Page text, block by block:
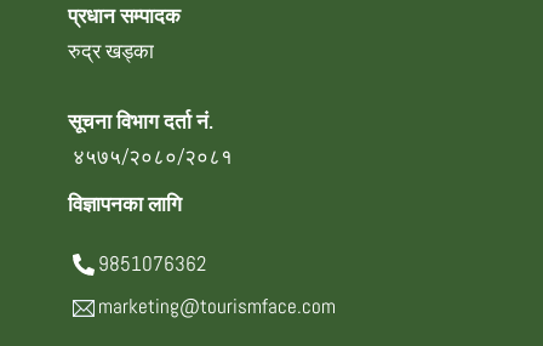
प्रधान सम्पादक
रुद्र खड्का
सूचना विभाग दर्ता नं.
४५७५/२०८०/२०८१
विज्ञापनका लागि
9851076362
marketing@tourismface.com